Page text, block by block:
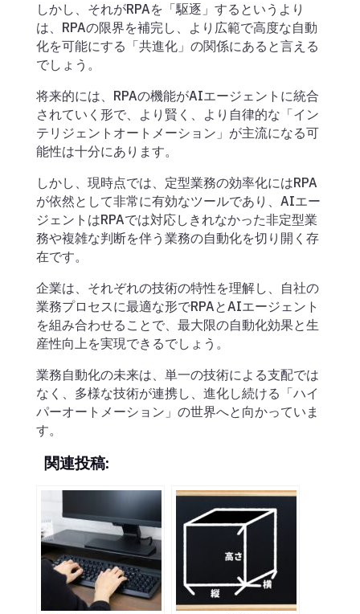
しかし、それがRPAを「駆逐」するというより
は、RPAの限界を補完し、より広範で高度な自動
化を可能にする「共進化」の関係にあると言える
でしょう。
将来的には、RPAの機能がAIエージェントに統合
されていく形で、より賢く、より自律的な「イン
テリジェントオートメーション」が主流になる可
能性は十分にあります。
しかし、現時点では、定型業務の効率化にはRPA
が依然として非常に有効なツールであり、AIエー
ジェントはRPAでは対応しきれなかった非定型業
務や複雑な判断を伴う業務の自動化を切り開く存
在です。
企業は、それぞれの技術の特性を理解し、自社の
業務プロセスに最適な形でRPAとAIエージェント
を組み合わせることで、最大限の自動化効果と生
産性向上を実現できるでしょう。
業務自動化の未来は、単一の技術による支配では
なく、多様な技術が連携し、進化し続ける「ハイ
パーオートメーション」の世界へと向かっていま
す。
関連投稿: